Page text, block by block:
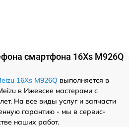
смартфона 16Xs M926Q
16Xs M926Q выполняется в
в Ижевске мастерами с
На все виды услуг и запчасти
гарантию - мы в сервис-
наших работ.